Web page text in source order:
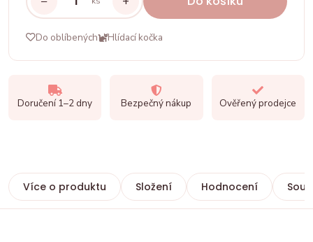
Do oblíbených Hlídací kočka
Doručení 1–2 dny Bezpečný nákup Ověřený prodejce
Více o produktu Složení Hodnocení